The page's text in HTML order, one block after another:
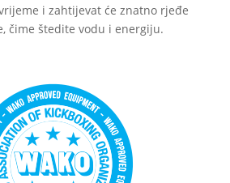
i zahtijevat će znatno rjeđe
čime štedite vodu i energiju.